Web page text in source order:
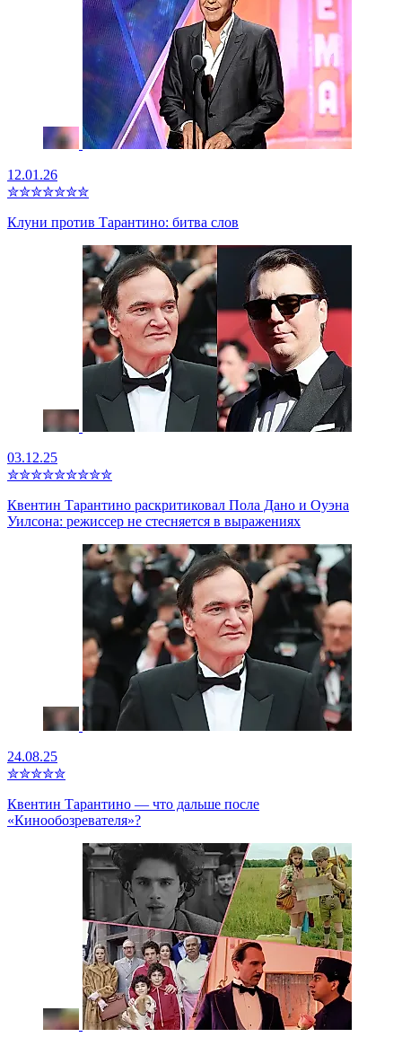
12.01.26
✮✮✮✮✮✮✮
Клуни против Тарантино: битва слов
03.12.25
✮✮✮✮✮✮✮✮✮
Квентин Тарантино раскритиковал Пола Дано и Оуэна
Уилсона: режиссер не стесняется в выражениях
24.08.25
✮✮✮✮✮
Квентин Тарантино — что дальше после
«Кинообозревателя»?